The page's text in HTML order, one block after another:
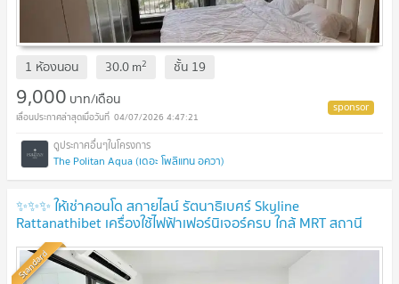
1 ห้องนอน 30.0m2 ชั้น 19
9,000 บาท/เดือน
04/07/2026 4:47:21
The Politan Aqua (เดอะ โพลิแทน อควา)
✨✨✨ ให้เช่าคอนโด สกายไลน์ รัตนาธิเบศร์ Skyline
Rattanathibet เครื่องใช้ไฟฟ้าเฟอร์นิเจอร์ครบ ใกล้ MRT สถานี
แยกนนทบุรี 1🔥🔥
Standard